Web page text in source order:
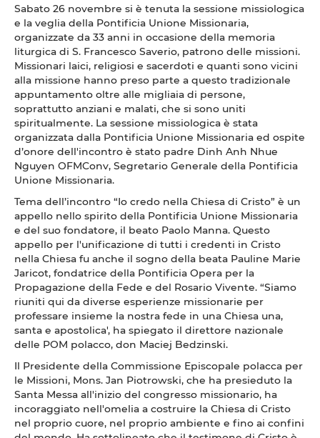
Sabato 26 novembre si è tenuta la sessione missiologica
e la veglia della Pontificia Unione Missionaria,
organizzate da 33 anni in occasione della memoria
liturgica di S. Francesco Saverio, patrono delle missioni.
Missionari laici, religiosi e sacerdoti e quanti sono vicini
alla missione hanno preso parte a questo tradizionale
appuntamento oltre alle migliaia di persone,
soprattutto anziani e malati, che si sono uniti
spiritualmente. La sessione missiologica è stata
organizzata dalla Pontificia Unione Missionaria ed ospite
d’onore dell'incontro è stato padre Dinh Anh Nhue
Nguyen OFMConv, Segretario Generale della Pontificia
Unione Missionaria.
Tema dell’incontro “Io credo nella Chiesa di Cristo” è un
appello nello spirito della Pontificia Unione Missionaria
e del suo fondatore, il beato Paolo Manna. Questo
appello per l'unificazione di tutti i credenti in Cristo
nella Chiesa fu anche il sogno della beata Pauline Marie
Jaricot, fondatrice della Pontificia Opera per la
Propagazione della Fede e del Rosario Vivente. “Siamo
riuniti qui da diverse esperienze missionarie per
professare insieme la nostra fede in una Chiesa una,
santa e apostolica', ha spiegato il direttore nazionale
delle POM polacco, don Maciej Bedzinski.
Il Presidente della Commissione Episcopale polacca per
le Missioni, Mons. Jan Piotrowski, che ha presieduto la
Santa Messa all'inizio del congresso missionario, ha
incoraggiato nell'omelia a costruire la Chiesa di Cristo
nel proprio cuore, nel proprio ambiente e fino ai confini